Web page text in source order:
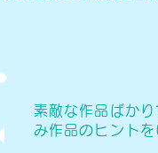
素敵な作品ばか
み作品のヒント